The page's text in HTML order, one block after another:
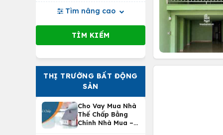
Tìm nâng cao
THỊ TRƯỜNG BẤT ĐỘNG
SẢN
Cho Vay Mua Nhà
Thế Chấp Bằng
Chính Nhà Mua –